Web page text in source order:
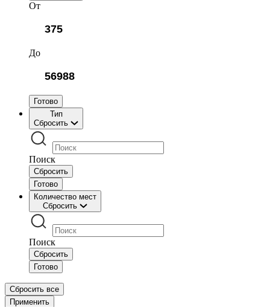
От
До
Готово
Тип
Сбросить
Поиск
Сбросить
Готово
Количество мест
Сбросить
Поиск
Сбросить
Готово
Сбросить все
Применить